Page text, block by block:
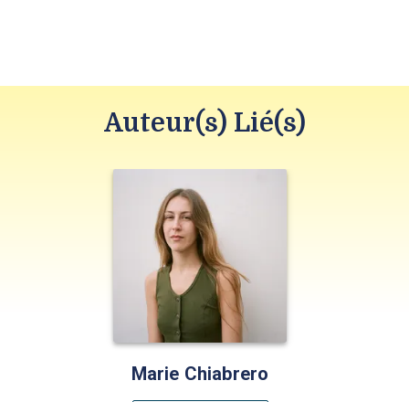
Auteur(s) Lié(s)
Marie Chiabrero